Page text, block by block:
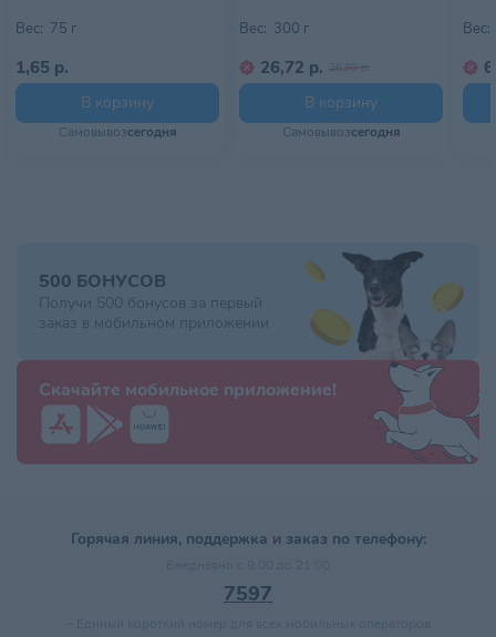
Вес: 75 г
1,65 р.
В корзину
Самовывозсегодня
Вес: 300 г
26,72 р. 26,99 р.
В корзину
Самовывозсегодня
Вес:
500 БОНУСОВ
Получи 500 бонусов за первый
заказ в мобильном приложении
Скачайте мобильное приложение!
Горячая линия, поддержка и заказ по телефону:
7597